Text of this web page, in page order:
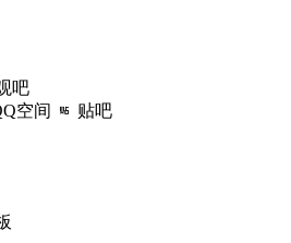
吧
空间 贴吧